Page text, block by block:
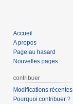
Accueil
A propos
Page au hasard
Nouvelles pages
contribuer
Modifications récentes
Pourquoi contribuer ?